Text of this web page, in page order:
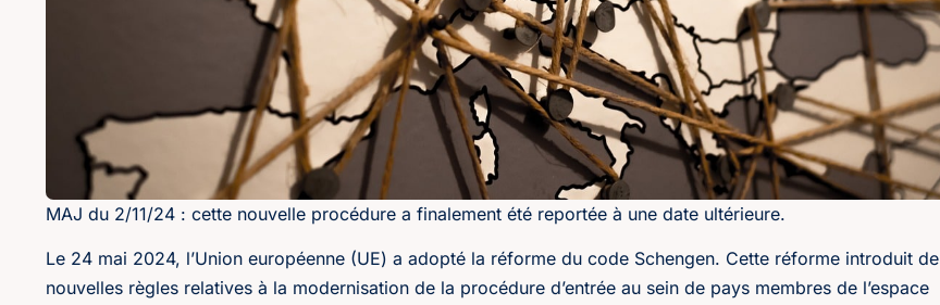
MAJ du 2/11/24 : cette nouvelle procédure a finalement été reportée à une date ultérieure.
Le 24 mai 2024, l’Union européenne (UE) a adopté la réforme du code Schengen. Cette réforme introduit de
nouvelles règles relatives à la modernisation de la procédure d’entrée au sein de pays membres de l’espace